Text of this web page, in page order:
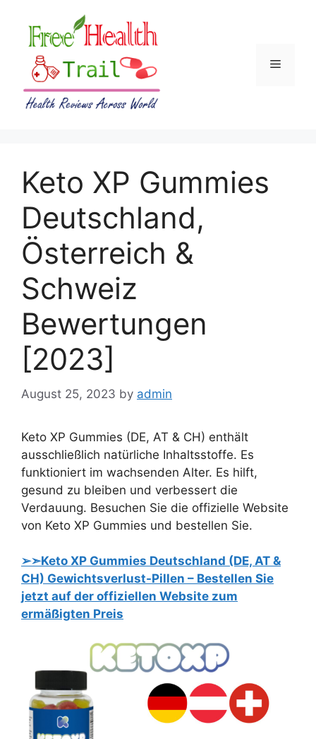
content
Menu
Keto XP Gummies
Deutschland,
Österreich &
Schweiz
Bewertungen
[2023]
August 25, 2023 by admin
Keto XP Gummies (DE, AT & CH) enthält
ausschließlich natürliche Inhaltsstoffe. Es
funktioniert im wachsenden Alter. Es hilft,
gesund zu bleiben und verbessert die
Verdauung. Besuchen Sie die offizielle Website
von Keto XP Gummies und bestellen Sie.
➢➣Keto XP Gummies Deutschland (DE, AT &
CH) Gewichtsverlust-Pillen – Bestellen Sie
jetzt auf der offiziellen Website zum
ermäßigten Preis